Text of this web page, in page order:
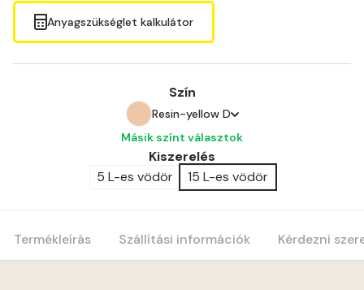
Anyagszükséglet kalkulátor
Szín
Resin-yellow D
Bone C
Amber E
Másik színt választok
Kiszerelés
5 L-es vödör
15 L-es vödör
Termékleírás Szállítási információk Kérdezni